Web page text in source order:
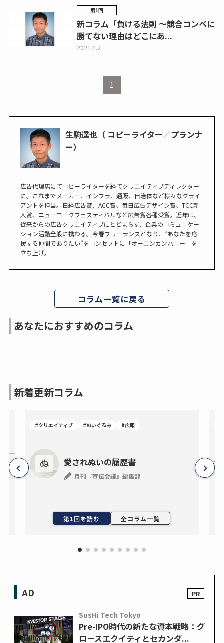
第1回
新コラム「負ける法則 ～競合コンペに
勝てない理由はどこにあ...
2021.4.2
1
生駒達也（ コピーライター／プランナ
ー）
広告代理店にてコピーライターを経てクリエイティブディレクター
に。これまでメーカー、インフラ、通販、自治体など様々なクライ
アントを担当。日経広告賞、ACC賞、毎日広告デザイン賞、TCC新
人賞、ニューヨークフェスティバルなど広告賞各種受賞。近年は、
従来からの広告クリエイティブにとどまらず、企業のコミュニケー
ション活動全般に携わる。今春フリーランスとなり、“あなたを応
援する仲間でありたい”をコンセプトに「オーエンカンパニー」を
立ち上げ。
コラム一覧に戻る
あなたにおすすめのコラム
新着更新コラム
#クリエイティブ #ぬいぐるみ #広報
愛されぬいの履歴書
月刊『宣伝会議』編集部
第1回を読む 全コラム一覧
AD
SusHi Tech Tokyo
Pre-IPO時代の新たな資本戦略：グ
ロースエクイティとセカンダ...